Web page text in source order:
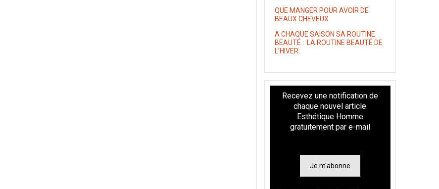
QUE MANGER POUR AVOIR DE
BEAUX CHEVEUX
A CHAQUE SAISON SA ROUTINE
BEAUTÉ : LA ROUTINE BEAUTÉ DE
L’HIVER.
Recevez une notification de
chaque nouvel article
Esthétique Homme
gratuitement par e-mail
Je m'abonne